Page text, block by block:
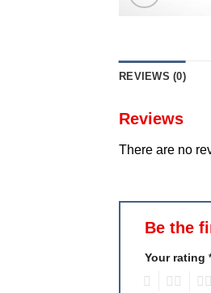
REVIEWS (0)
Reviews
There are no
Be the
Your rating